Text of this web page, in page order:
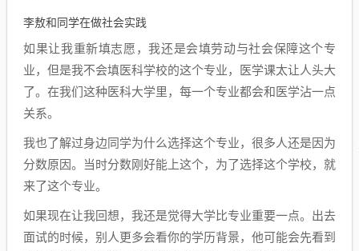
李敖和同学在做社会实践
如果让我重新填志愿，我还是会填劳动与社会保障这个专
业，但是我不会填医科学校的这个专业，医学课太让人头大
了。在我们这种医科大学里，每一个专业都会和医学沾一点
关系。
我也了解过身边同学为什么选择这个专业，很多人还是因为
分数原因。当时分数刚好能上这个，为了选择这个学校，就
来了这个专业。
如果现在让我回想，我还是觉得大学比专业重要一点。出去
面试的时候，别人更多会看你的学历背景，他可能会先看到